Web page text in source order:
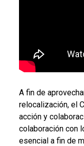
A fin de
relocalización, el
acción y
colaboración con
esencial a fin de